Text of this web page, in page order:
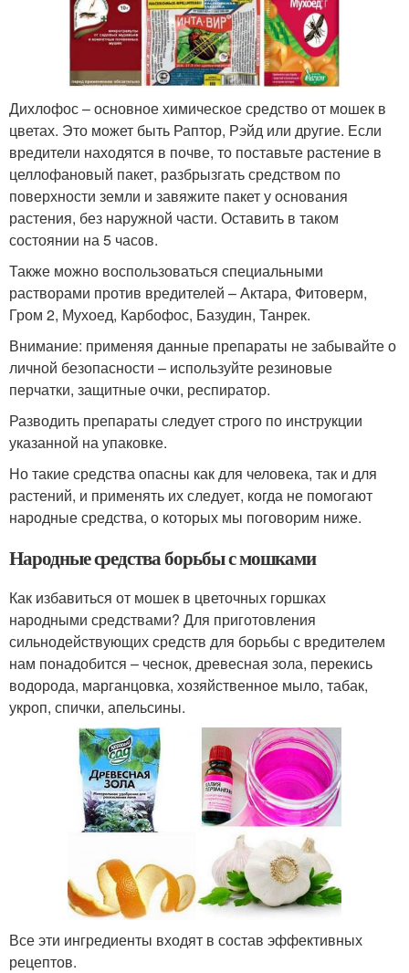
Дихлофос – основное химическое средство от мошек в
цветах. Это может быть Раптор, Рэйд или другие. Если
вредители находятся в почве, то поставьте растение в
целлофановый пакет, разбрызгать средством по
поверхности земли и завяжите пакет у основания
растения, без наружной части. Оставить в таком
состоянии на 5 часов.
Также можно воспользоваться специальными
растворами против вредителей – Актара, Фитоверм,
Гром 2, Мухоед, Карбофос, Базудин, Танрек.
Внимание: применяя данные препараты не забывайте о
личной безопасности – используйте резиновые
перчатки, защитные очки, респиратор.
Разводить препараты следует строго по инструкции
указанной на упаковке.
Но такие средства опасны как для человека, так и для
растений, и применять их следует, когда не помогают
народные средства, о которых мы поговорим ниже.
Народные средства борьбы с мошками
Как избавиться от мошек в цветочных горшках
народными средствами? Для приготовления
сильнодействующих средств для борьбы с вредителем
нам понадобится – чеснок, древесная зола, перекись
водорода, марганцовка, хозяйственное мыло, табак,
укроп, спички, апельсины.
Все эти ингредиенты входят в состав эффективных
рецептов.